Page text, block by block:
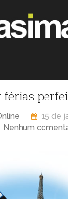
15 de
Nenhum